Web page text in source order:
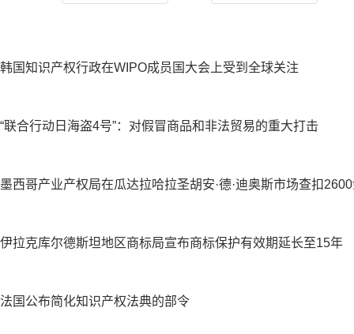
韩国知识产权行政在WIPO成员国大会上受到全球关注
“联合行动日海盗4号”：对假冒商品和非法贸易的重大打击
墨西哥产业产权局在瓜达拉哈拉圣胡安·德·迪奥斯市场查扣
伊拉克库尔德斯坦地区商标局宣布商标保护有效期延长至15年
法国公布简化知识产权法典的部令